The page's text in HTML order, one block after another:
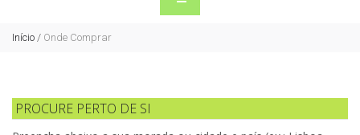
Início / Onde Comprar
PROCURE PERTO DE SI